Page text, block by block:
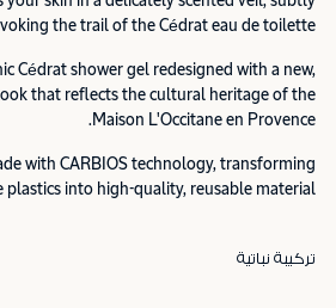
the trail of the Cédrat eau de toilette.
Cédrat shower gel redesigned with a new,
that reflects the cultural heritage of the
Maison L'Occitane en Provence.
with CARBIOS technology, transforming
plastics into high-quality, reusable material.
تركيبة نباتية